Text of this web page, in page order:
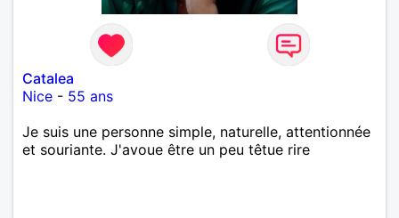
Catalea
Nice - 55 ans
Je suis une personne simple, naturelle, attentionnée
et souriante. J'avoue être un peu têtue rire